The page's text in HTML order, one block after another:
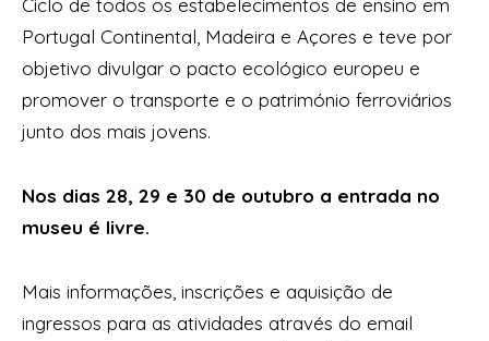
Ciclo de todos os estabelecimentos de ensino em
Portugal Continental, Madeira e Açores e teve por
objetivo divulgar o pacto ecológico europeu e
promover o transporte e o património ferroviários
junto dos mais jovens.
Nos dias 28, 29 e 30 de outubro a entrada no
museu é livre.
Mais informações, inscrições e aquisição de
ingressos para as atividades através do email